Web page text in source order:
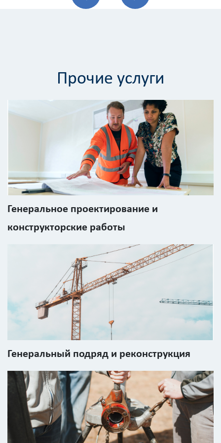
Прочие услуги
Генеральное проектирование и
конструкторские работы
Генеральный подряд и реконструкция
Калькулятор
расчёта
стоимости
работ
Вид
работ
?
Площадь
Назначение
Стоимость
работ
0
р